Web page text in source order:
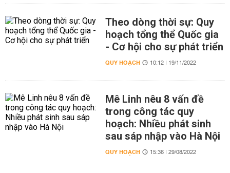
Theo dòng thời sự: Quy
hoạch tổng thể Quốc gia
- Cơ hội cho sự phát triển
QUY HOẠCH 10:12 | 19/11/2022
Mê Linh nêu 8 vấn đề
trong công tác quy
hoạch: Nhiều phát sinh
sau sáp nhập vào Hà Nội
QUY HOẠCH 15:36 | 29/08/2022